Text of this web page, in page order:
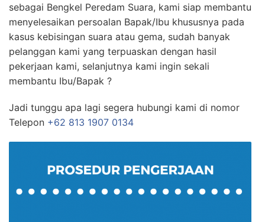
sebagai Bengkel Peredam Suara, kami siap membantu
menyelesaikan persoalan Bapak/Ibu khususnya pada
kasus kebisingan suara atau gema, sudah banyak
pelanggan kami yang terpuaskan dengan hasil
pekerjaan kami, selanjutnya kami ingin sekali
membantu Ibu/Bapak ?
Jadi tunggu apa lagi segera hubungi kami di nomor
Telepon +62 813 1907 0134